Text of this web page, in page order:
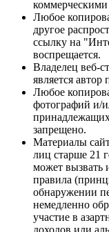
Любое
другое
ссылку на
воспрещается.
Владелец веб-
является автор
Любое
фотографий и/
принадлежащих
запрещено.
Материалы
лиц старше 21
может вызвать
правила
обнаружении
немедленно
участие в
доходов или